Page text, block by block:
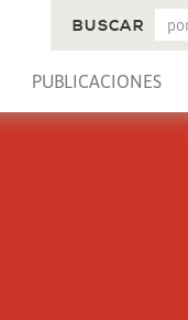
PUBLICACIONES
BUSCAR